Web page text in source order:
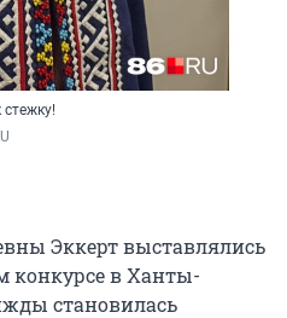
Эккерт выставлялись
конкурсе в Ханты-
становилась